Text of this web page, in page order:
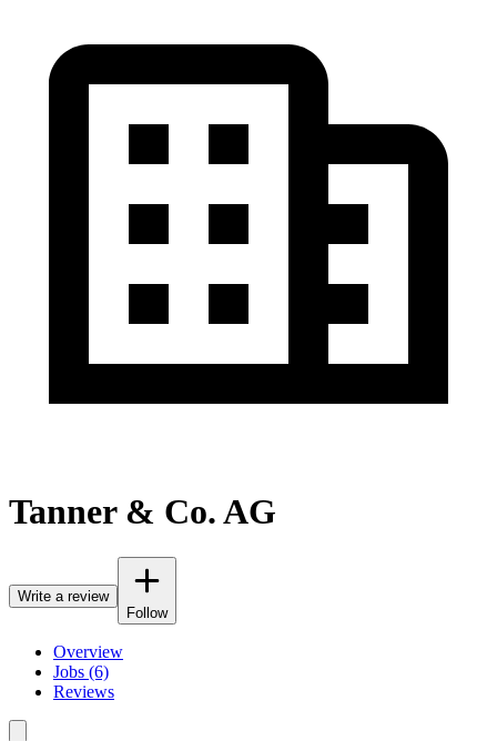
Tanner & Co. AG
Write a review
Follow
Overview
Jobs (6)
Reviews